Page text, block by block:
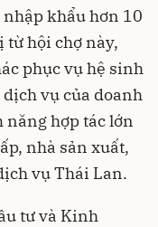
nhập khẩu hơn 10
hội chợ này,
phục vụ hệ sinh
vụ của doanh
hợp tác lớn
nhà sản xuất,
vụ Thái Lan.
tư và Kinh